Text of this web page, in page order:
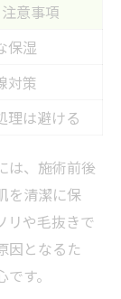
注意事項
保湿
対策
理は避ける
は、施術前後
を清潔に保
リや毛抜きで
因となるた
す。